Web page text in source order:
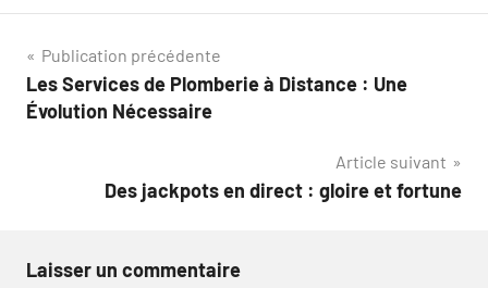
Navigation
de
Publication précédente
Les Services de Plomberie à Distance : Une
Évolution Nécessaire
Article suivant
Des jackpots en direct : gloire et fortune
Laisser un commentaire